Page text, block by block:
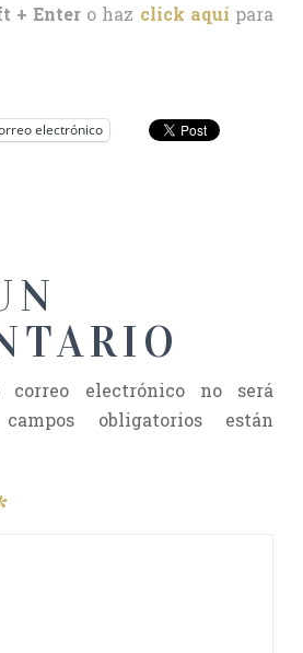
+ Enter o haz click aquí para
electrónico
electrónico no será
obligatorios están